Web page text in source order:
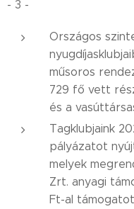
- 3 -
Országos
műsoros
729 fő vett
és a
Tagklubjaink
pályázatot
melyek
Zrt. anyagi
Ft-al